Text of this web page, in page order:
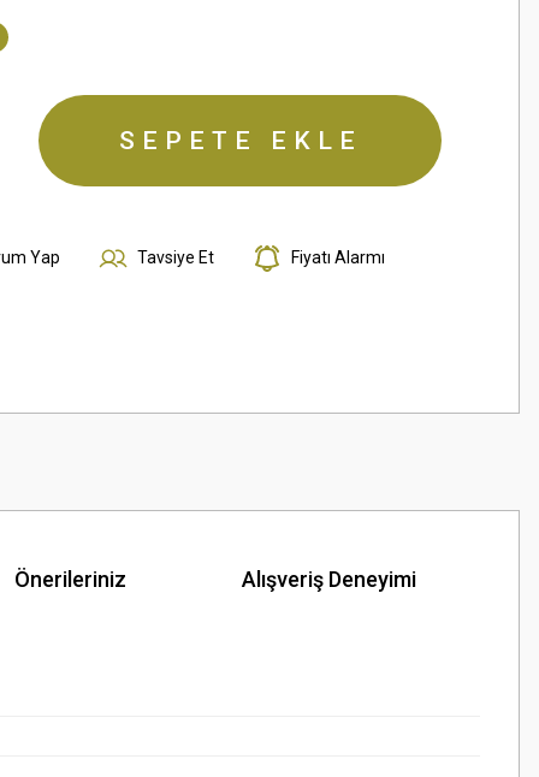
SEPETE EKLE
Yap Tavsiye Et Fiyatı Alarmı
Önerileriniz Alışveriş Deneyimi